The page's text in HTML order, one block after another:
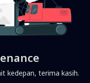
kedepan, terima kasih.